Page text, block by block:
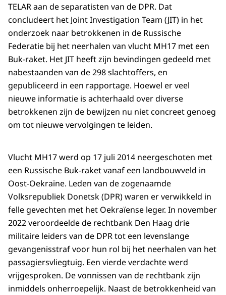
TELAR aan de separatisten van de DPR. Dat
concludeert het Joint Investigation Team (JIT) in het
onderzoek naar betrokkenen in de Russische
Federatie bij het neerhalen van vlucht MH17 met een
Buk-raket. Het JIT heeft zijn bevindingen gedeeld met
nabestaanden van de 298 slachtoffers, en
gepubliceerd in een rapportage. Hoewel er veel
nieuwe informatie is achterhaald over diverse
betrokkenen zijn de bewijzen nu niet concreet genoeg
om tot nieuwe vervolgingen te leiden.
Vlucht MH17 werd op 17 juli 2014 neergeschoten met
een Russische Buk-raket vanaf een landbouwveld in
Oost-Oekraïne. Leden van de zogenaamde
Volksrepubliek Donetsk (DPR) waren er verwikkeld in
felle gevechten met het Oekraïense leger. In november
2022 veroordeelde de rechtbank Den Haag drie
militaire leiders van de DPR tot een levenslange
gevangenisstraf voor hun rol bij het neerhalen van het
passagiersvliegtuig. Een vierde verdachte werd
vrijgesproken. De vonnissen van de rechtbank zijn
inmiddels onherroepelijk. Naast de betrokkenheid van